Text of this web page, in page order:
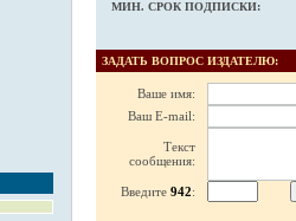
МИН. СРОК ПОДПИСКИ:
ЗАДАТЬ ВОПРОС ИЗДАТЕЛЮ:
Ваше имя:
Ваш E-mail:
Текст
сообщения:
Введите 942: